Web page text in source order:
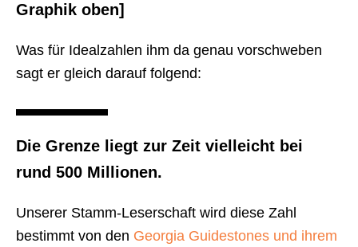
Graphik oben]
Was für Idealzahlen ihm da genau vorschweben
sagt er gleich darauf folgend:
Die Grenze liegt zur Zeit vielleicht bei
rund 500 Millionen.
Unserer Stamm-Leserschaft wird diese Zahl
bestimmt von den Georgia Guidestones und ihrem